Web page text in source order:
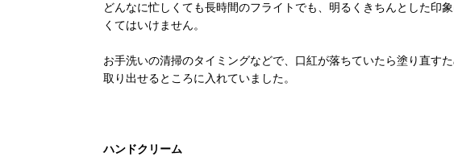
どんなに忙しくても長時間のフライトでも、明るくきちんとした印
くてはいけません。
お手洗いの清掃のタイミングなどで、口紅が落ちていたら塗り直す
取り出せるところに入れていました。
ハンドクリーム